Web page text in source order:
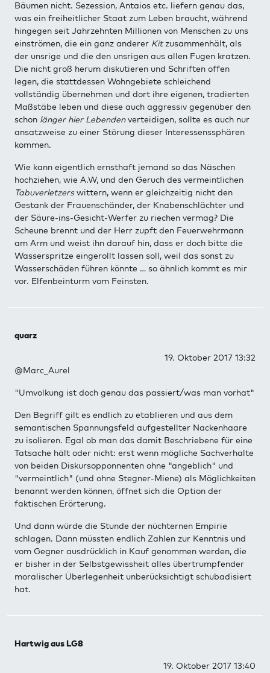
Bäumen nicht. Sezession, Antaios etc. liefern genau das,
was ein freiheitlicher Staat zum Leben braucht, während
hingegen seit Jahrzehnten Millionen von Menschen zu uns
einströmen, die ein ganz anderer Kitzusammenhält, als
der unsrige und die den unsrigen aus allen Fugen kratzen.
Die nicht groß herum diskutieren und Schriften offen
legen, die stattdessen Wohngebiete schleichend
vollständig übernehmen und dort ihre eigenen, tradierten
Maßstäbe leben und diese auch aggressiv gegenüber den
schon länger hier Lebendenverteidigen, sollte es auch nur
ansatzweise zu einer Störung dieser Interessenssphären
kommen.
Wie kann eigentlich ernsthaft jemand so das Näschen
hochziehen, wie A.W, und den Geruch des vermeintlichen
Tabuverletzerswittern, wenn er gleichzeitig nicht den
Gestank der Frauenschänder, der Knabenschlächter und
der Säure-ins-Gesicht-Werfer zu riechen vermag? Die
Scheune brennt und der Herr zupft den Feuerwehrmann
am Arm und weist ihn darauf hin, dass er doch bitte die
Wasserspritze eingerollt lassen soll, weil das sonst zu
Wasserschäden führen könnte … so ähnlich kommt es mir
vor. Elfenbeinturm vom Feinsten.
quarz
19. Oktober 2017 13:32
@Marc_Aurel
"Umvolkung ist doch genau das passiert/was man vorhat"
Den Begriff gilt es endlich zu etablieren und aus dem
semantischen Spannungsfeld aufgestellter Nackenhaare
zu isolieren. Egal ob man das damit Beschriebene für eine
Tatsache hält oder nicht: erst wenn mögliche Sachverhalte
von beiden Diskursopponnenten ohne "angeblich" und
"vermeintlich" (und ohne Stegner-Miene) als Möglichkeiten
benannt werden können, öffnet sich die Option der
faktischen Erörterung.
Und dann würde die Stunde der nüchternen Empirie
schlagen. Dann müssten endlich Zahlen zur Kenntnis und
vom Gegner ausdrücklich in Kauf genommen werden, die
er bisher in der Selbstgewissheit alles übertrumpfender
moralischer Überlegenheit unberücksichtigt schubadisiert
hat.
Hartwig aus LG8
19. Oktober 2017 13:40